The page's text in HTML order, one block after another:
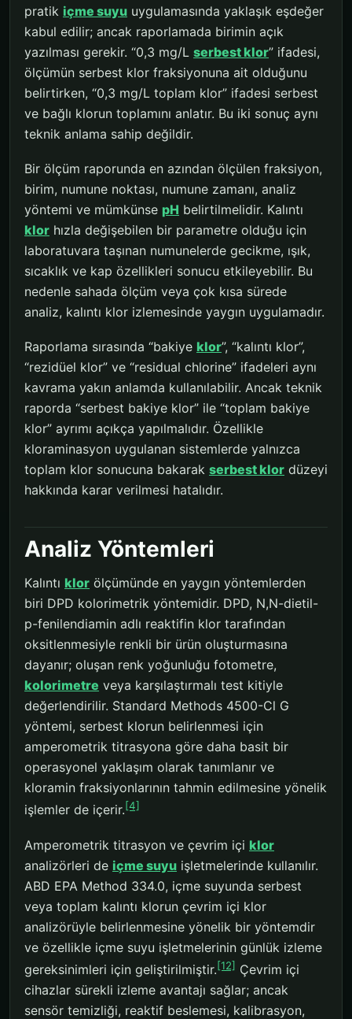
pratik içme suyu uygulamasında yaklaşık eşdeğer
kabul edilir; ancak raporlamada birimin açık
yazılması gerekir. “0,3 mg/L serbest klor” ifadesi,
ölçümün serbest klor fraksiyonuna ait olduğunu
belirtirken, “0,3 mg/L toplam klor” ifadesi serbest
ve bağlı klorun toplamını anlatır. Bu iki sonuç aynı
teknik anlama sahip değildir.
Bir ölçüm raporunda en azından ölçülen fraksiyon,
birim, numune noktası, numune zamanı, analiz
yöntemi ve mümkünse pH belirtilmelidir. Kalıntı
klor hızla değişebilen bir parametre olduğu için
laboratuvara taşınan numunelerde gecikme, ışık,
sıcaklık ve kap özellikleri sonucu etkileyebilir. Bu
nedenle sahada ölçüm veya çok kısa sürede
analiz, kalıntı klor izlemesinde yaygın uygulamadır.
Raporlama sırasında “bakiye klor”, “kalıntı klor”,
“rezidüel klor” ve “residual chlorine” ifadeleri aynı
kavrama yakın anlamda kullanılabilir. Ancak teknik
raporda “serbest bakiye klor” ile “toplam bakiye
klor” ayrımı açıkça yapılmalıdır. Özellikle
kloraminasyon uygulanan sistemlerde yalnızca
toplam klor sonucuna bakarak serbest klor düzeyi
hakkında karar verilmesi hatalıdır.
Analiz Yöntemleri
Kalıntı klor ölçümünde en yaygın yöntemlerden
biri DPD kolorimetrik yöntemidir. DPD, N,N-dietil-
p-fenilendiamin adlı reaktifin klor tarafından
oksitlenmesiyle renkli bir ürün oluşturmasına
dayanır; oluşan renk yoğunluğu fotometre,
kolorimetre veya karşılaştırmalı test kitiyle
değerlendirilir. Standard Methods 4500-Cl G
yöntemi, serbest klorun belirlenmesi için
amperometrik titrasyona göre daha basit bir
operasyonel yaklaşım olarak tanımlanır ve
kloramin fraksiyonlarının tahmin edilmesine yönelik
işlemler de içerir.[4]
Amperometrik titrasyon ve çevrim içi klor
analizörleri de içme suyu işletmelerinde kullanılır.
ABD EPA Method 334.0, içme suyunda serbest
veya toplam kalıntı klorun çevrim içi klor
analizörüyle belirlenmesine yönelik bir yöntemdir
ve özellikle içme suyu işletmelerinin günlük izleme
gereksinimleri için geliştirilmiştir.[12] Çevrim içi
cihazlar sürekli izleme avantajı sağlar; ancak
sensör temizliği, reaktif beslemesi, kalibrasyon,